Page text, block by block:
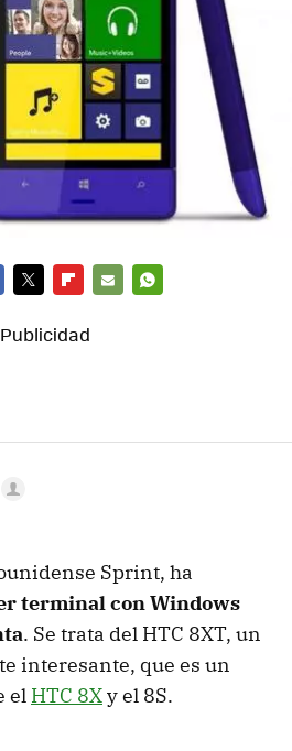
Sprint, ha
terminal con Windows
. Se trata del HTC 8XT, un
interesante, que es un
el HTC 8Xy el 8S.